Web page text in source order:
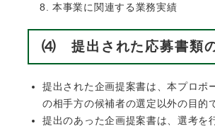
本事業に関連する業務実績
⑷ 提出された応募書類
提出された企画提案書は、本プロポ
の相手方の候補者の選定以外の目的
提出のあった企画提案書は、選考を